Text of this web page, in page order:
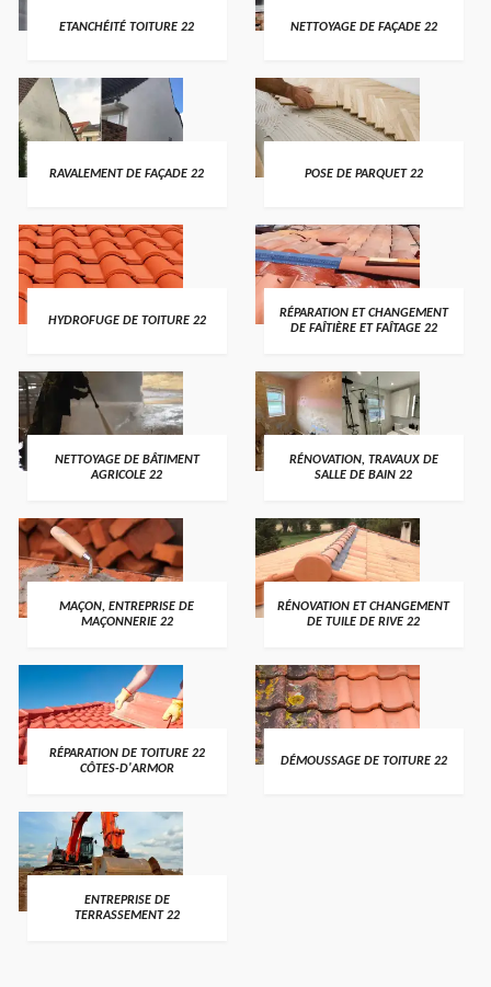
ETANCHÉITÉ TOITURE 22 NETTOYAGE DE FAÇADE 22
RAVALEMENT DE FAÇADE 22 POSE DE PARQUET 22
HYDROFUGE DE TOITURE 22
RÉPARATION ET CHANGEMENT
DE FAÎTIÈRE ET FAÎTAGE 22
NETTOYAGE DE BÂTIMENT
AGRICOLE 22
RÉNOVATION, TRAVAUX DE
SALLE DE BAIN 22
MAÇON, ENTREPRISE DE
MAÇONNERIE 22
RÉNOVATION ET CHANGEMENT
DE TUILE DE RIVE 22
RÉPARATION DE TOITURE 22
CÔTES-D'ARMOR
DÉMOUSSAGE DE TOITURE 22
ENTREPRISE DE
TERRASSEMENT 22